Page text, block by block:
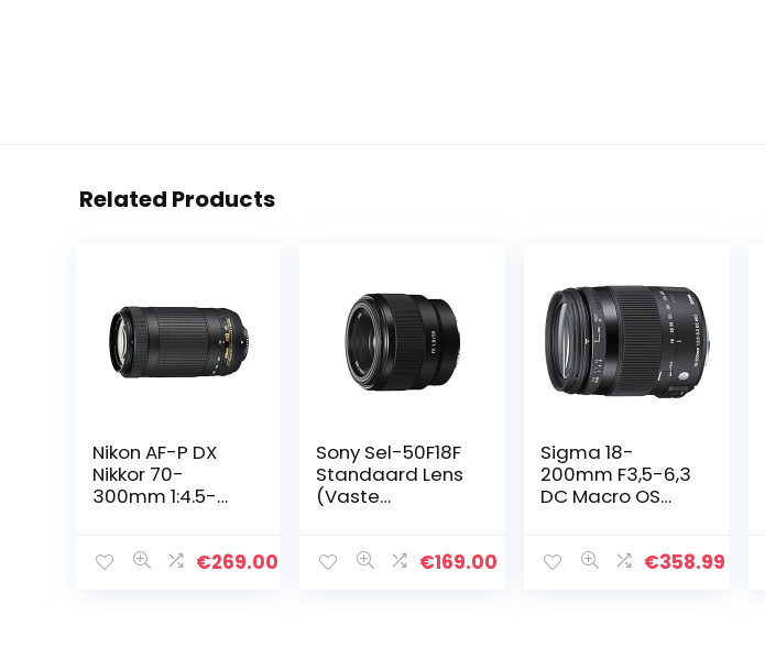
Related Products
Nikon AF-P DX
Nikkor 70-
300mm 1:4.5-
filterschroefdra
€269.00
Sony Sel-50F18F
Standaard Lens
(Vaste
Volledig
€169.00
Sigma 18-
200mm F3,5-6,3
DC Macro OS
lens (62mm€358.99